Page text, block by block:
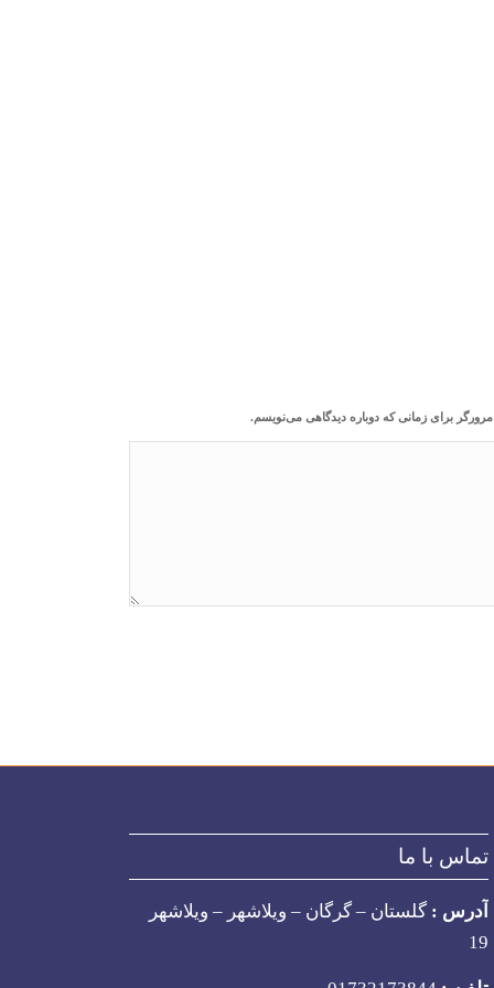
برای زمانی که دوباره دیدگاهی می‌نویسم.
تماس با ما
آدرس : گلستان – گرگان – ویلاشهر – ویلاشهر
19